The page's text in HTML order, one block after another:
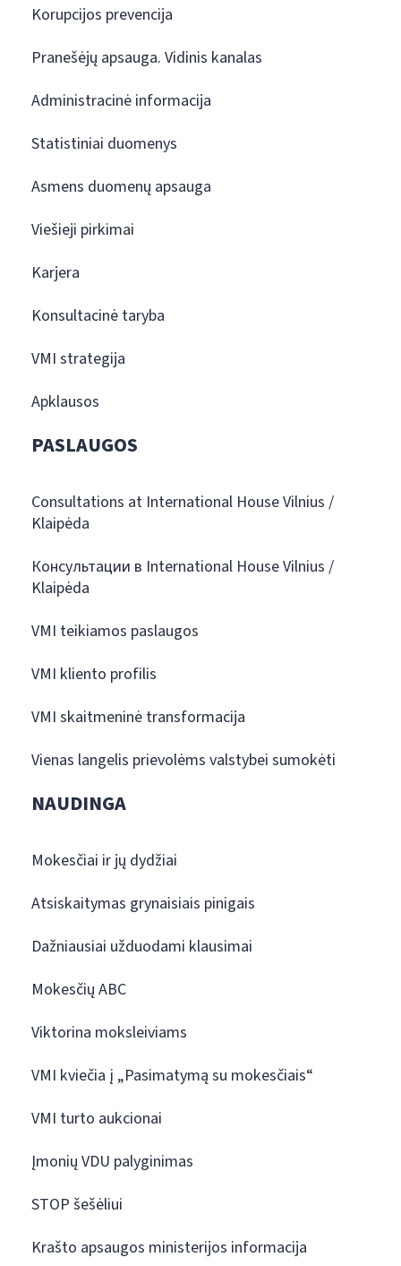
Korupcijos prevencija
Pranešėjų apsauga. Vidinis kanalas
Administracinė informacija
Statistiniai duomenys
Asmens duomenų apsauga
Viešieji pirkimai
Karjera
Konsultacinė taryba
VMI strategija
Apklausos
PASLAUGOS
Consultations at International House Vilnius /
Klaipėda
Консультации в International House Vilnius /
Klaipėda
VMI teikiamos paslaugos
VMI kliento profilis
VMI skaitmeninė transformacija
Vienas langelis prievolėms valstybei sumokėti
NAUDINGA
Mokesčiai ir jų dydžiai
Atsiskaitymas grynaisiais pinigais
Dažniausiai užduodami klausimai
Mokesčių ABC
Viktorina moksleiviams
VMI kviečia į „Pasimatymą su mokesčiais“
VMI turto aukcionai
Įmonių VDU palyginimas
STOP šešėliui
Krašto apsaugos ministerijos informacija